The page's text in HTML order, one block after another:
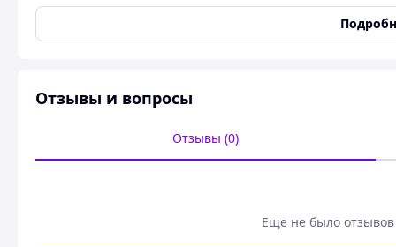
Сезон
Весна/Лето
Цвет
Материал подкладки
Вид стельки
Текстильная
Отзывы и вопросы
Отзывы (0)
Еще не было отзывов